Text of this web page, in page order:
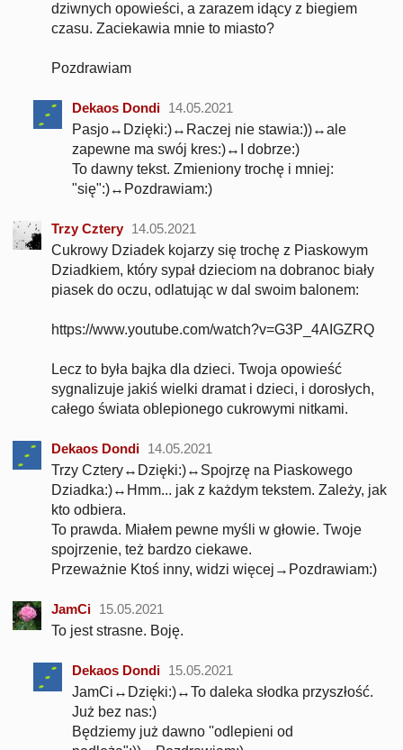
dziwnych opowieści, a zarazem idący z biegiem
czasu. Zaciekawia mnie to miasto?
Pozdrawiam
Dekaos Dondi 14.05.2021
Pasjo↔Dzięki:)↔Raczej nie stawia:))↔ale
zapewne ma swój kres:)↔I dobrze:)
To dawny tekst. Zmieniony trochę i mniej:
"się":)↔Pozdrawiam:)
Trzy Cztery 14.05.2021
Cukrowy Dziadek kojarzy się trochę z Piaskowym
Dziadkiem, który sypał dzieciom na dobranoc biały
piasek do oczu, odlatując w dal swoim balonem:
https://www.youtube.com/watch?v=G3P_4AIGZRQ
Lecz to była bajka dla dzieci. Twoja opowieść
sygnalizuje jakiś wielki dramat i dzieci, i dorosłych,
całego świata oblepionego cukrowymi nitkami.
Dekaos Dondi 14.05.2021
Trzy Cztery↔Dzięki:)↔Spojrzę na Piaskowego
Dziadka:)↔Hmm... jak z każdym tekstem. Zależy, jak
kto odbiera.
To prawda. Miałem pewne myśli w głowie. Twoje
spojrzenie, też bardzo ciekawe.
Przeważnie Ktoś inny, widzi więcej→Pozdrawiam:)
JamCi 15.05.2021
To jest strasne. Boję.
Dekaos Dondi 15.05.2021
JamCi↔Dzięki:)↔To daleka słodka przyszłość.
Już bez nas:)
Będziemy już dawno ''odlepieni od